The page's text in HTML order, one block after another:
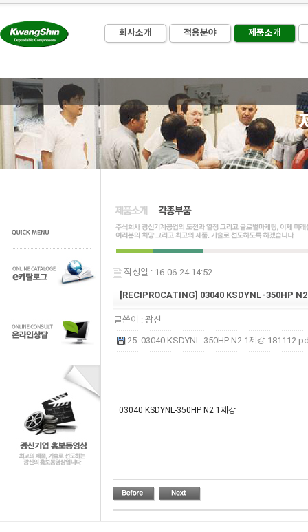
회사소개 적용분야 제품소개
작성일 : 16-06-24 14:52
[RECIPROCATING] 03040 KSDYNL-350HP
글쓴이 :광신
25. 03040 KSDYNL-350HP N2 1제강
03040 KSDYNL-350HP N2 1제강